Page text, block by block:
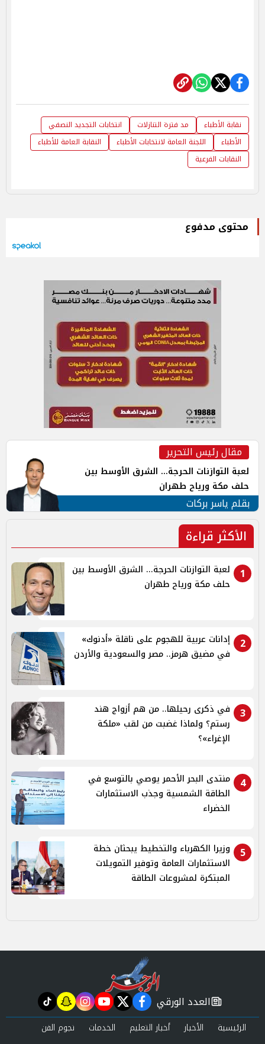
نقابة الأطباء مد فترة التنازلات
انتخابات التجديد النصفي
الأطباء
اللجنة العامة لانتخابات الأطباء
النقابة العامة للأطباء
النقابات الفرعية
محتوى مدفوع
مقال رئيس التحرير
لعبة التوازنات الحرجة... الشرق الأوسط بين
حلف مكة ورياح طهران
بقلم ياسر بركات
الأكثر قراءة
1
لعبة التوازنات الحرجة... الشرق الأوسط بين
حلف مكة ورياح طهران
2
إدانات عربية للهجوم على ناقلة «أدنوك»
في مضيق هرمز.. مصر والسعودية والأردن
3
في ذكرى رحيلها.. من هم أزواج هند
رستم؟ ولماذا غضبت من لقب «ملكة
الإغراء»؟
4
منتدى البحر الأحمر يوصي بالتوسع في
الطاقة الشمسية وجذب الاستثمارات
الخضراء
5
وزيرا الكهرباء والتخطيط يبحثان خطة
الاستثمارات العامة وتوفير التمويلات
المبتكرة لمشروعات الطاقة
newspaper
العدد الورقي facebook
twitter
youtube
instagram
snapchat
tiktok
الرئيسية الأخبار أخبار التعليم الخدمات
نجوم الفن